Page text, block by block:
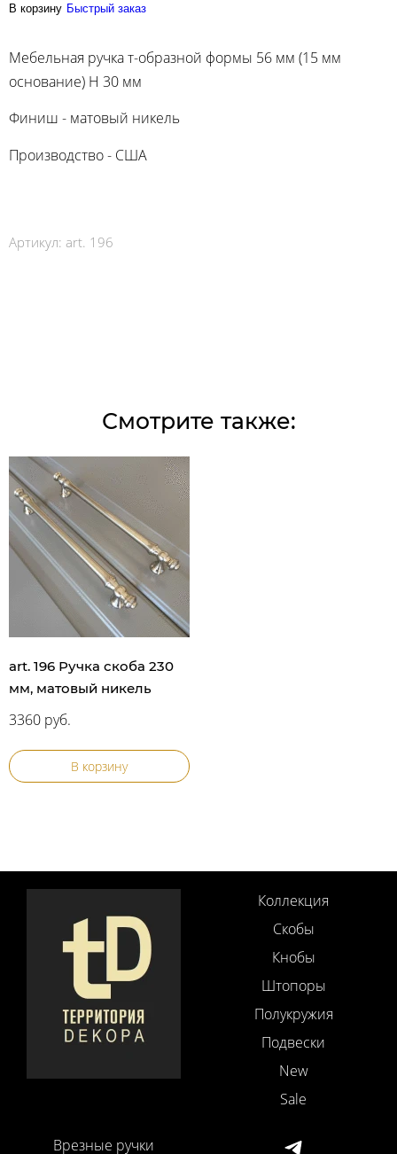
В корзину Быстрый заказ
Мебельная ручка т-образной формы 56 мм (15 мм
основание) H 30 мм
Финиш - матовый никель
Производство - США
Артикул: art. 196
Смотрите также:
art. 196 Ручка скоба 230
мм, матовый никель
3360 руб.
В корзину
Коллекция
Скобы
Кнобы
Штопоры
Полукружия
Подвески
New
Sale
Врезные ручки